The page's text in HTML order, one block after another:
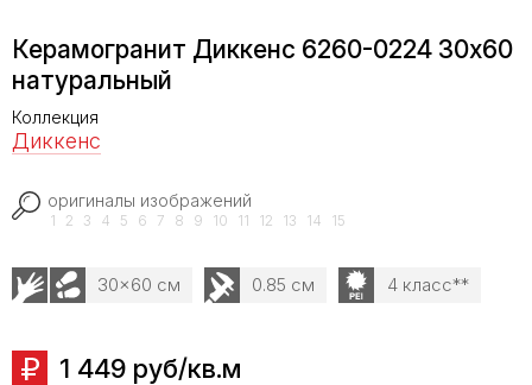
Керамогранит Диккенс 6260-0224 30х60
натуральный
Коллекция
Диккенс
оригиналы изображений
1 2 3 4 5 6 7 8 9 10 11 12 13 14 15
30x60 см 0.85 см 4 класс**
1 449 руб/кв.м